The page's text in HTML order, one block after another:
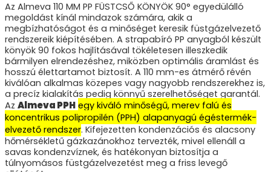
Az Almeva 110 MM PP FÜSTCSŐ KÖNYÖK 90° egyedülálló
megoldást kínál mindazok számára, akik a
megbízhatóságot és a minőséget keresik füstgázelvezető
rendszereik kiépítésében. A strapabíró PP anyagból készült
könyök 90 fokos hajlításával tökéletesen illeszkedik
bármilyen elrendezéshez, miközben optimális áramlást és
hosszú élettartamot biztosít. A 110 mm-es átmérő révén
kiválóan alkalmas közepes vagy nagyobb rendszerekhez is,
a precíz kialakítás pedig könnyű szerelhetőséget garantál.
Az Almeva PPH egy kiváló minőségű, merev falú és
koncentrikus polipropilén (PPH) alapanyagú égéstermék-
elvezető rendszer. Kifejezetten kondenzációs és alacsony
hőmérsékletű gázkazánokhoz tervezték, mivel ellenáll a
savas kondenzvíznek, és hatékonyan biztosítja a
túlnyomásos füstgázelvezetést meg a friss levegő